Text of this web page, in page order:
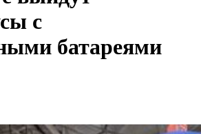
с
батареями